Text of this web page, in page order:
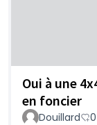
Oui à une
en foncier
Douillard 0